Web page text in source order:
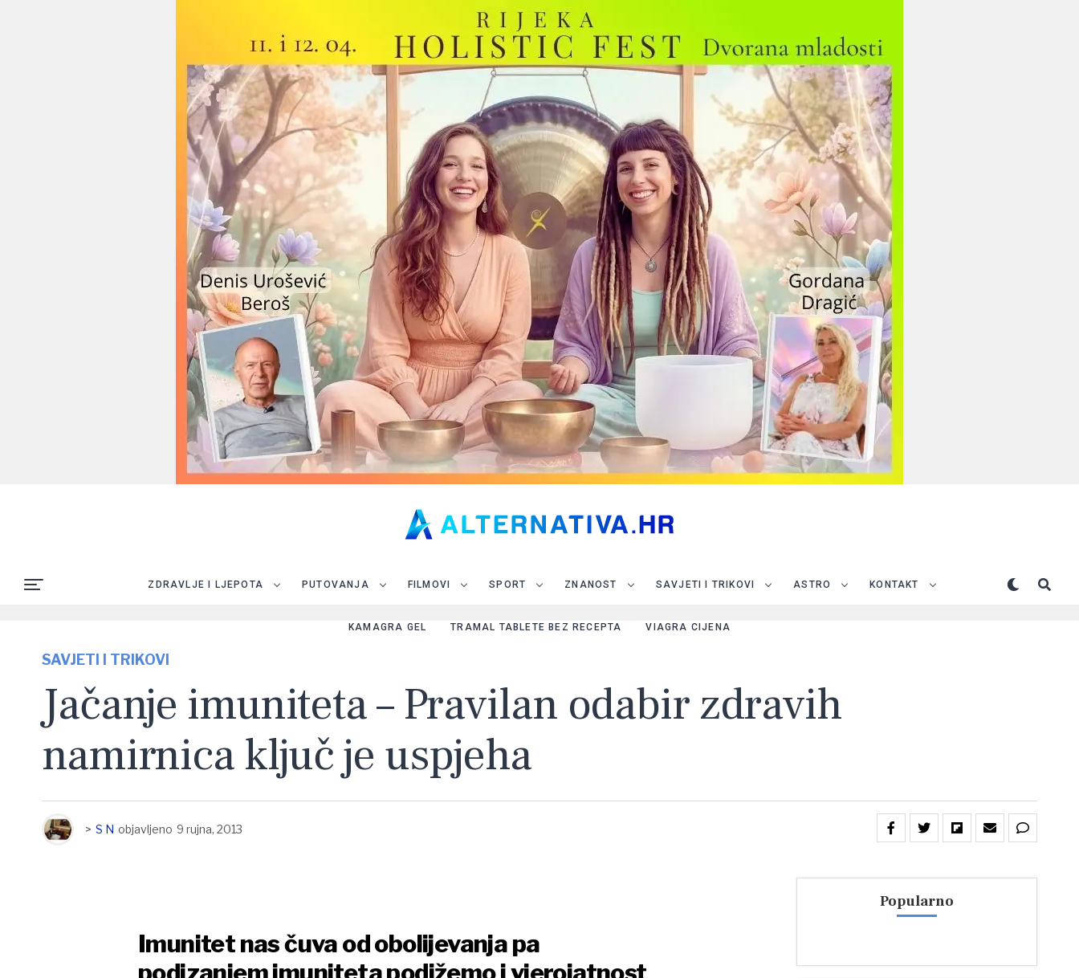
ZDRAVLJE I LJEPOTA PUTOVANJA FILMOVI SPORT ZNANOST SAVJETI I TRIKOVI ASTRO KONTAKT
KAMAGRA GEL TRAMAL TABLETE BEZ RECEPTA VIAGRA CIJENA
SAVJETI I TRIKOVI
Jačanje imuniteta – Pravilan odabir zdravih
namirnica ključ je uspjeha
> S N objavljeno 9 rujna, 2013
Imunitet nas čuva od obolijevanja pa
Popularno